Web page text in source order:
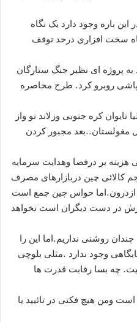
این باره وجود دارد یک نگاه
سخت افزاری درحد توقف
پروژه ای نظیر جنگ ستارگان
روبرو کرد. طرح محاصره
تایوان کره جنوبی وزلاند نو واز
مغولستان..بعد مجبور کردن
هزینه بر درفضا وهدایت سرمایه
کالائی چین دربازارهای مصرف
ازدرون.اما حواس چین جمع است
در دست دیگران است نخواهد
روشنی نداریم.اما این را
وجود ندارد .مثلی بلوچی
چه بسا رقابت قدرت ها
ومن هیچ فکتی در تائیید یا